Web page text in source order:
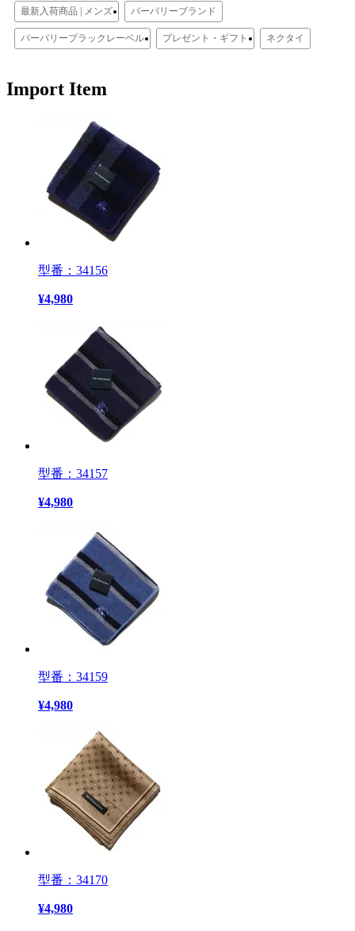
最新入荷商品 | メンズ バーバリーブランド
バーバリーブラックレーベル プレゼント・ギフト ネクタイ
Import Item
型番：34156
¥4,980
型番：34157
¥4,980
型番：34159
¥4,980
型番：34170
¥4,980